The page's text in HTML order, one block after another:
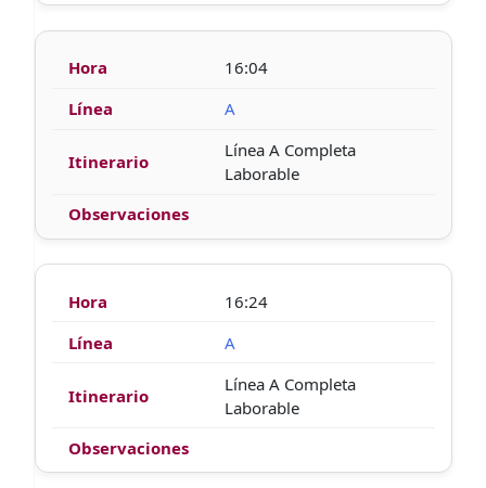
16:04
A
Línea A Completa
Laborable
16:24
A
Línea A Completa
Laborable